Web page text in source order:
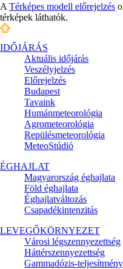
A Térképes modell előrejelzés
térképek láthatók.
IDŐJÁRÁS
Aktuális időjárás
Veszélyjelzés
Előrejelzés
Budapest
Tavaink
Humánmeteorológia
Agrometeorológia
Repülésmeteorológia
MeteoStúdió
ÉGHAJLAT
Magyarország éghajlata
Föld éghajlata
Éghajlatváltozás
Csapadékintenzitás
LEVEGŐKÖRNYEZET
Városi légszennyezettség
Háttérszennyezettség
Gammadózis-teljesítmény